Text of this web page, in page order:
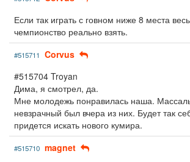
Если так играть с говном ниже 8 места
чемпионство реально взять.
#515711 Corvus
#515704 Troyan
Дима, я смотрел, да.
Мне молодежь понравилась наша.
невзрачный был вчера из них. Будет так
придется искать нового кумира.
#515710 magnet